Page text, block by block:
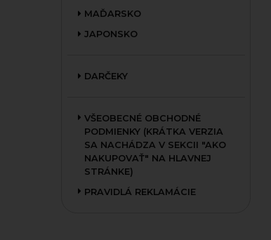
MAĎARSKO
JAPONSKO
DARČEKY
VŠEOBECNÉ OBCHODNÉ
PODMIENKY (KRÁTKA VERZIA
SA NACHÁDZA V SEKCII "AKO
NAKUPOVAŤ" NA HLAVNEJ
STRÁNKE)
PRAVIDLÁ REKLAMÁCIE